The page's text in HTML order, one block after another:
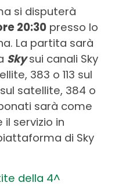
si disputerà
20:30presso lo
La partita sarà
Sky sui canali Sky
383 o 113 sul
satellite, 384 o
sarà come
servizio in
di Sky
della 4^